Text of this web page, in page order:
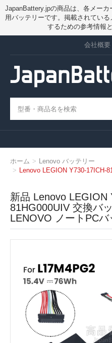
JapanBattery.jpの商品は、各メー
用バッテリーです。掲載されてい
するための参考情報
会社概要
ホーム
Lenovo バッテリー
Lenovo LEGION Y730-17ICH-
新品 Lenovo LEGION
81HG000UIV 交換バ
LENOVO ノートPC